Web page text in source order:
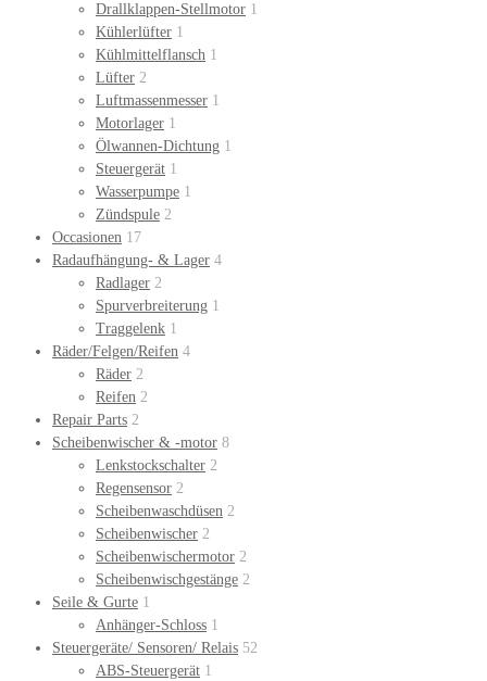
Drallklappen-Stellmotor 1
Kühlerlüfter 1
Kühlmittelflansch 1
Lüfter 2
Luftmassenmesser 1
Motorlager 1
Ölwannen-Dichtung 1
Steuergerät 1
Wasserpumpe 1
Zündspule 2
Occasionen 17
Radaufhängung- & Lager 4
Radlager 2
Spurverbreiterung 1
Traggelenk 1
Räder/Felgen/Reifen 4
Räder 2
Reifen 2
Repair Parts 2
Scheibenwischer & -motor 8
Lenkstockschalter 2
Regensensor 2
Scheibenwaschdüsen 2
Scheibenwischer 2
Scheibenwischermotor 2
Scheibenwischgestänge 2
Seile & Gurte 1
Anhänger-Schloss 1
Steuergeräte/ Sensoren/ Relais 52
ABS-Steuergerät 1